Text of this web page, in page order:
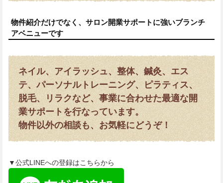
物件紹介だけでなく、サロン開業サポートに強いブランチ
アベニューです
ネイル、アイラッシュ、整体、鍼灸、エス
テ、パーソナルトレーニング、ピラティス、
脱毛、リラクなど、事業に合わせた最適な開
業サポートを行なっています。
物件以外の相談も、お気軽にどうぞ！
▼公式LINEへの登録はこちらから